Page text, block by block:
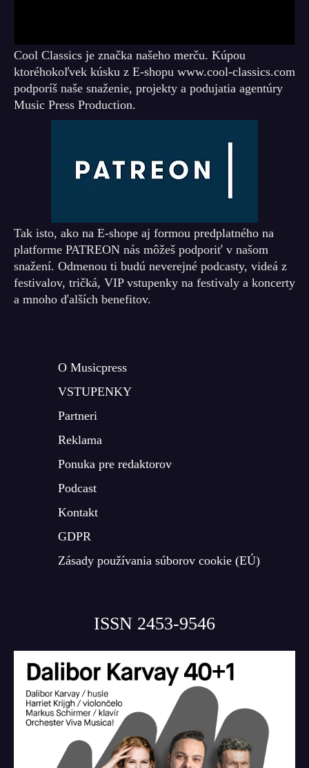
Cool Classics je značka našeho merču. Kúpou
ktoréhokoľvek kúsku z E-shopu www.cool-classics.com
podporíš naše snaženie, projekty a podujatia agentúry
Music Press Production.
Tak isto, ako na E-shope aj formou predplatného na
platforme PATREON nás môžeš podporiť v našom
snažení. Odmenou ti budú neverejné podcasty, videá z
festivalov, tričká, VIP vstupenky na festivaly a koncerty
a mnoho ďalších benefitov.
O Musicpress
VSTUPENKY
Partneri
Reklama
Ponuka pre redaktorov
Podcast
Kontakt
GDPR
Zásady používania súborov cookie (EÚ)
ISSN 2453-9546